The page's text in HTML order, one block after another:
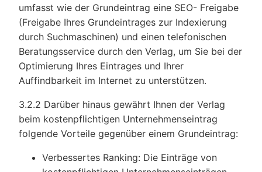
umfasst wie der Grundeintrag eine SEO- Freigabe
(Freigabe Ihres Grundeintrages zur Indexierung
durch Suchmaschinen) und einen telefonischen
Beratungsservice durch den Verlag, um Sie bei der
Optimierung Ihres Eintrages und Ihrer
Auffindbarkeit im Internet zu unterstützen.
3.2.2 Darüber hinaus gewährt Ihnen der Verlag
beim kostenpflichtigen Unternehmenseintrag
folgende Vorteile gegenüber einem Grundeintrag:
Verbessertes Ranking: Die Einträge von